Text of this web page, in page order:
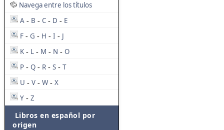
Navega entre los títulos
A - B - C - D - E
F - G - H - I - J
K - L - M - N - O
P - Q - R - S - T
U - V - W - X
Y - Z
Libros en español por
origen